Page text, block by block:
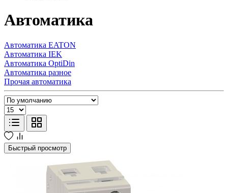
Автоматика
Автоматика EATON
Автоматика IEK
Автоматика OptiDin
Автоматика разное
Прочая автоматика
Быстрый просмотр